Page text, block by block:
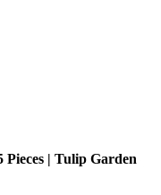
Pieces | Tulip Garden